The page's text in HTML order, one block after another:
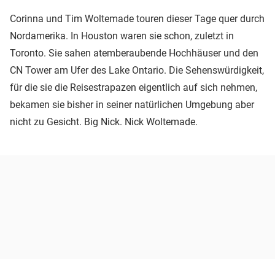
Corinna und Tim Woltemade touren dieser Tage quer durch
Nordamerika. In Houston waren sie schon, zuletzt in
Toronto. Sie sahen atemberaubende Hochhäuser und den
CN Tower am Ufer des Lake Ontario. Die Sehenswürdigkeit,
für die sie die Reisestrapazen eigentlich auf sich nehmen,
bekamen sie bisher in seiner natürlichen Umgebung aber
nicht zu Gesicht. Big Nick. Nick Woltemade.